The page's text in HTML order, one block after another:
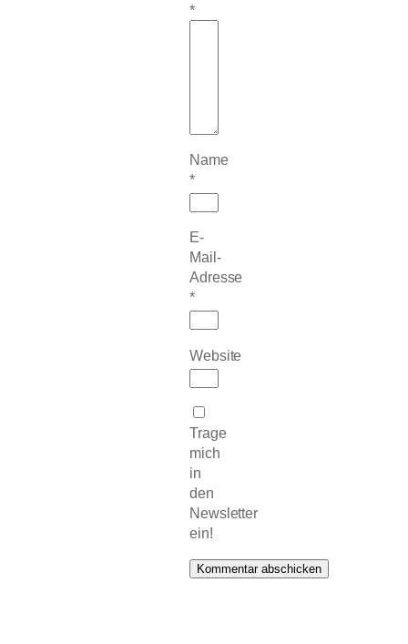
*
Name
*
E-
Mail-
Adresse
*
Website
Trage
mich
in
den
Newsletter
ein!